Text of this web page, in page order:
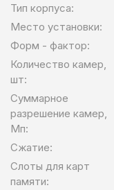
Тип корпуса:
Место установки:
Форм - фактор:
Количество камер,
шт:
Суммарное
разрешение камер,
Мп:
Сжатие:
Слоты для карт
памяти: